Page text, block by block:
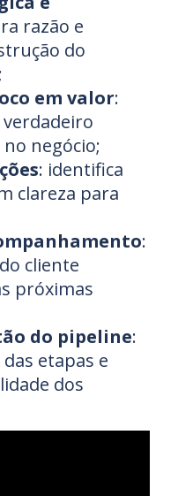
razão e
do
em valor:
negócio;
: identifica
clareza para
:
cliente
próximas
do pipeline:
etapas e
dos